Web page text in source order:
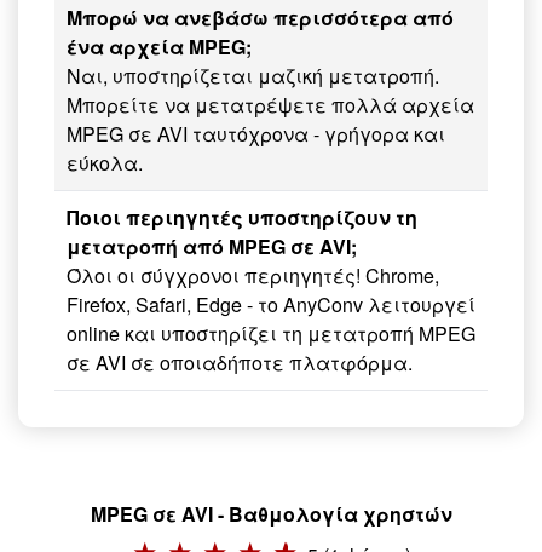
Μπορώ να ανεβάσω περισσότερα από
ένα αρχεία MPEG;
Ναι, υποστηρίζεται μαζική μετατροπή.
Μπορείτε να μετατρέψετε πολλά αρχεία
MPEG σε AVI ταυτόχρονα - γρήγορα και
εύκολα.
Ποιοι περιηγητές υποστηρίζουν τη
μετατροπή από MPEG σε AVI;
Όλοι οι σύγχρονοι περιηγητές! Chrome,
Firefox, Safari, Edge - το AnyConv λειτουργεί
online και υποστηρίζει τη μετατροπή MPEG
σε AVI σε οποιαδήποτε πλατφόρμα.
MPEG σε AVI - Βαθμολογία χρηστών